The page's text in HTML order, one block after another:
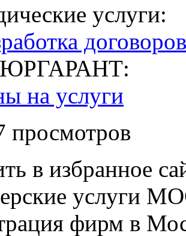
услуги:
договоров
на услуги
просмотров